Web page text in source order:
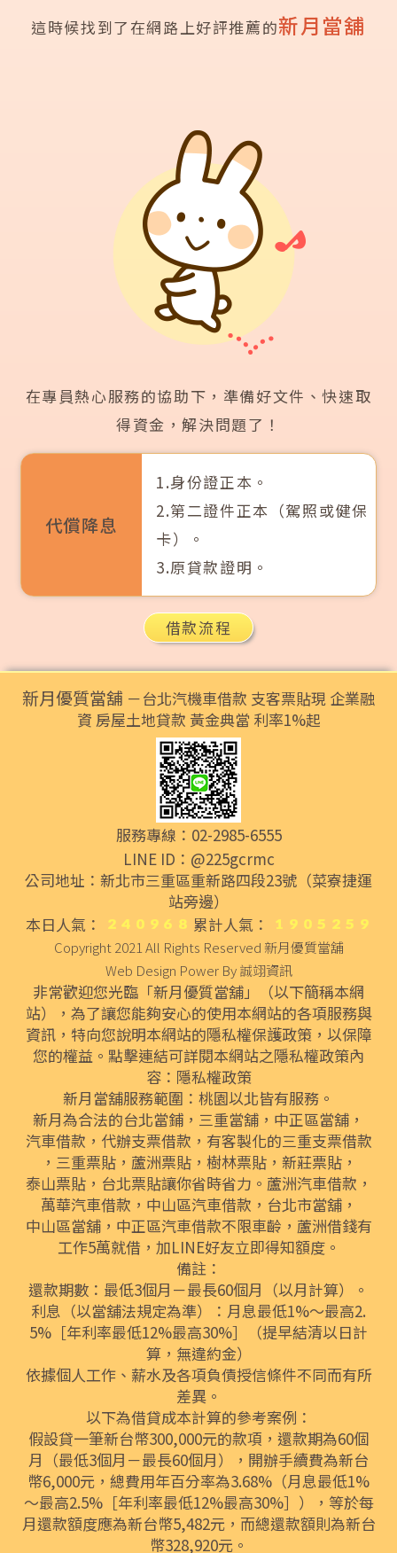
這時候找到了在網路上好評推薦的新月當舖
在專員熱心服務的協助下，準備好文件、快速取
得資金，解決問題了！
代償降息
1.身份證正本。
2.第二證件正本（駕照或健保
卡）。
3.原貸款證明。
借款流程
新月優質當舖 －台北汽機車借款 支客票貼現 企業融
資 房屋土地貸款 黃金典當 利率1%起
服務專線：02-2985-6555
LINE ID：@225gcrmc
公司地址：新北市三重區重新路四段23號（菜寮捷運
站旁邊）
本日人氣：
累計人氣：
Copyright 2021 All Rights Reserved新月優質當舖
Web Design Power By誠翊資訊
非常歡迎您光臨「新月優質當舖」（以下簡稱本網
站），為了讓您能夠安心的使用本網站的各項服務與
資訊，特向您說明本網站的隱私權保護政策，以保障
您的權益。點擊連結可詳閱本網站之隱私權政策內
容： 隱私權政策
新月當舖服務範圍：桃園以北皆有服務。
新月為合法的台北當鋪 ， 三重當舖 ， 中正區當舖 ，
汽車借款 ，代辦支票借款 ，有客製化的三重支票借款
， 三重票貼， 蘆洲票貼， 樹林票貼， 新莊票貼，
泰山票貼， 台北票貼讓你省時省力。 蘆洲汽車借款 ，
萬華汽車借款 ， 中山區汽車借款 ， 台北市當舖，
中山區當舖， 中正區汽車借款不限車齡， 蘆洲借錢有
工作5萬就借，加LINE好友立即得知額度。
備註：
還款期數：最低3個月－最長60個月（以月計算）。
利息（以當舖法規定為準）：月息最低1%～最高2.
5%［年利率最低12%最高30%］（提早結清以日計
算，無違約金）
依據個人工作、薪水及各項負債授信條件不同而有所
差異。
以下為借貸成本計算的參考案例：
假設貸一筆新台幣300,000元的款項，還款期為60個
月（最低3個月－最長60個月），開辦手續費為新台
幣6,000元，總費用年百分率為3.68%（月息最低1%
～最高2.5%［年利率最低12%最高30%］），等於每
月還款額度應為新台幣5,482元，而總還款額則為新台
幣328,920元。